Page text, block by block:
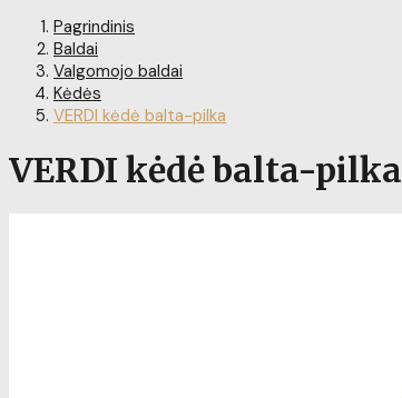
Pagrindinis
Baldai
Valgomojo baldai
Kėdės
VERDI kėdė balta-pilka
VERDI kėdė balta-pilka